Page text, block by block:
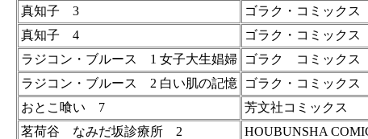
真知子 3
ゴラク・コミックス
真知子 4
ゴラク・コミックス
ラジコン・ブルース 1 女子大生娼婦
ゴラク コミックス
ラジコン・ブルース 2 白い肌の記憶
ゴラク・コミックス
おとこ喰い 7
芳文社コミックス
茗荷谷 なみだ坂診療所 2
HOUBUNSHA